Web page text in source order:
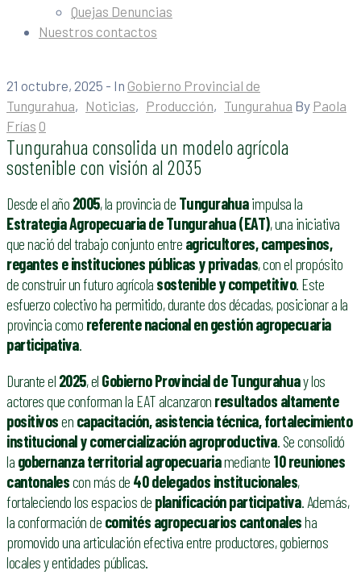
Quejas Denuncias
Nuestros contactos
21 octubre, 2025 - In Gobierno Provincial de
Tungurahua‚ Noticias‚ Producción‚ Tungurahua By Paola
Frías 0
Tungurahua consolida un modelo agrícola
sostenible con visión al 2035
Desde el año 2005, la provincia de Tungurahuaimpulsa la
Estrategia Agropecuaria de Tungurahua (EAT), una iniciativa
que nació del trabajo conjunto entre agricultores, campesinos,
regantes e instituciones públicas y privadas, con el propósito
de construir un futuro agrícola sostenible y competitivo. Este
esfuerzo colectivo ha permitido, durante dos décadas, posicionar a la
provincia como referente nacional en gestión agropecuaria
participativa.
Durante el 2025, el Gobierno Provincial de Tungurahuay los
actores que conforman la EAT alcanzaron resultados altamente
positivosen capacitación, asistencia técnica, fortalecimiento
institucional y comercialización agroproductiva. Se consolidó
la gobernanza territorial agropecuariamediante 10 reuniones
cantonalescon más de 40 delegados institucionales,
fortaleciendo los espacios de planificación participativa. Además,
la conformación de comités agropecuarios cantonalesha
promovido una articulación efectiva entre productores, gobiernos
locales y entidades públicas.